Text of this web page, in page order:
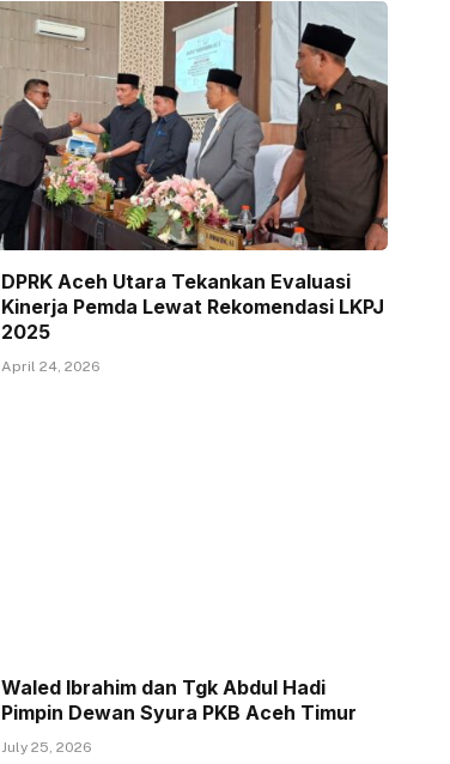
DPRK Aceh Utara Tekankan Evaluasi
Kinerja Pemda Lewat Rekomendasi LKPJ
2025
April 24, 2026
Waled Ibrahim dan Tgk Abdul Hadi
Pimpin Dewan Syura PKB Aceh Timur
July 25, 2026